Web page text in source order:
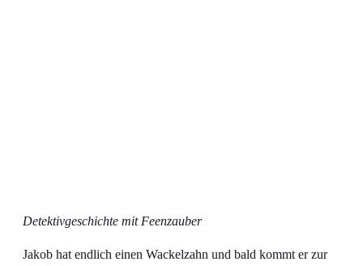
Detektivgeschichte mit Feenzauber
Jakob hat endlich einen Wackelzahn und bald kommt er zur